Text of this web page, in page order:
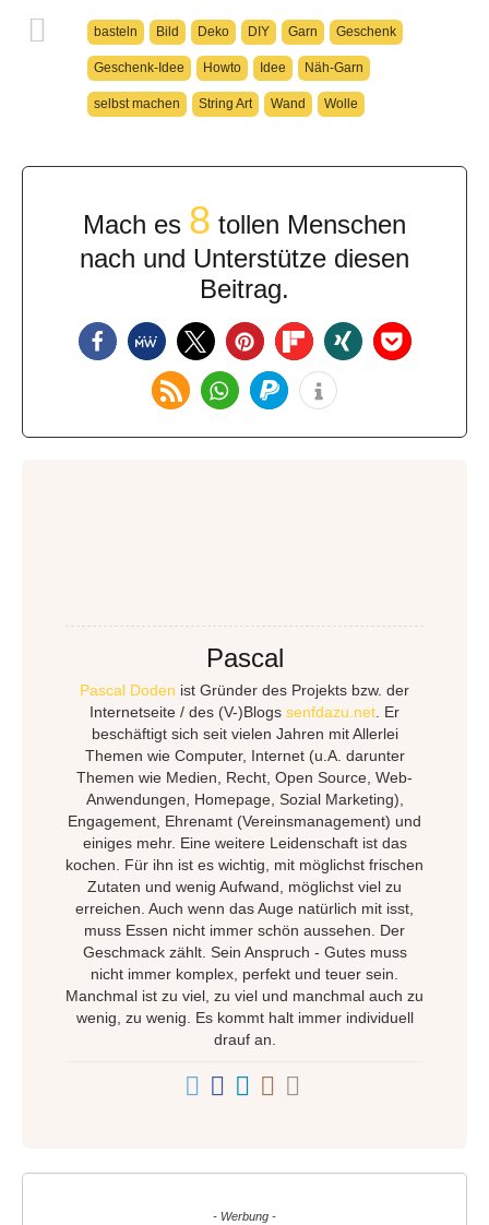
basteln Bild Deko DIY Garn Geschenk
Geschenk-Idee Howto Idee Näh-Garn
selbst machen String Art Wand Wolle
Mach es 8 tollen Menschen
nach und Unterstütze diesen
Beitrag.
Pascal
Pascal Doden ist Gründer des Projekts bzw. der
Internetseite / des (V-)Blogs senfdazu.net. Er
beschäftigt sich seit vielen Jahren mit Allerlei
Themen wie Computer, Internet (u.A. darunter
Themen wie Medien, Recht, Open Source, Web-
Anwendungen, Homepage, Sozial Marketing),
Engagement, Ehrenamt (Vereinsmanagement) und
einiges mehr. Eine weitere Leidenschaft ist das
kochen. Für ihn ist es wichtig, mit möglichst frischen
Zutaten und wenig Aufwand, möglichst viel zu
erreichen. Auch wenn das Auge natürlich mit isst,
muss Essen nicht immer schön aussehen. Der
Geschmack zählt. Sein Anspruch - Gutes muss
nicht immer komplex, perfekt und teuer sein.
Manchmal ist zu viel, zu viel und manchmal auch zu
wenig, zu wenig. Es kommt halt immer individuell
drauf an.
- Werbung -